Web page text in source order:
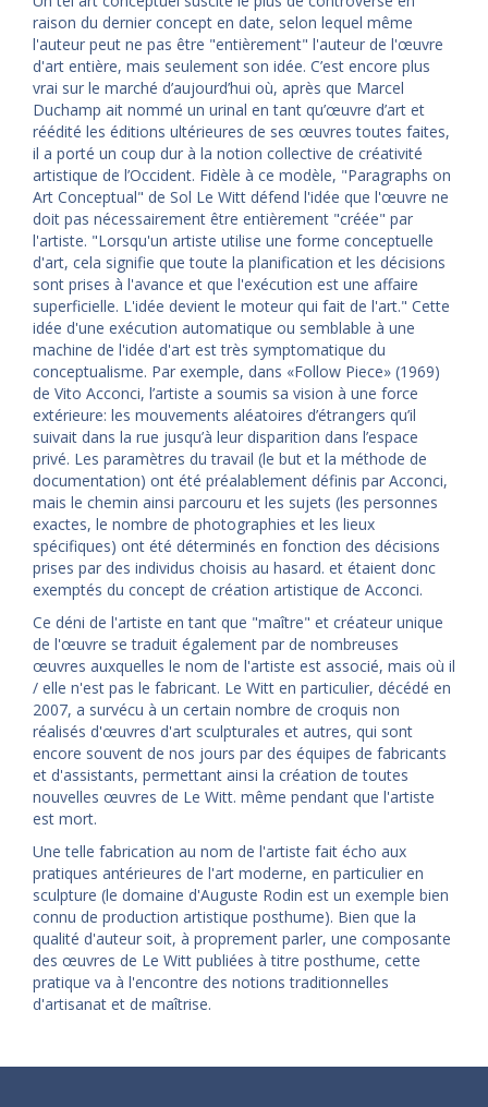
raison du dernier concept en date, selon lequel même
l'auteur peut ne pas être "entièrement" l'auteur de l'œuvre
d'art entière, mais seulement son idée. C’est encore plus
vrai sur le marché d’aujourd’hui où, après que Marcel
Duchamp ait nommé un urinal en tant qu’œuvre d’art et
réédité les éditions ultérieures de ses œuvres toutes faites,
il a porté un coup dur à la notion collective de créativité
artistique de l’Occident. Fidèle à ce modèle, "Paragraphs on
Art Conceptual" de Sol Le Witt défend l'idée que l'œuvre ne
doit pas nécessairement être entièrement "créée" par
l'artiste. "Lorsqu'un artiste utilise une forme conceptuelle
d'art, cela signifie que toute la planification et les décisions
sont prises à l'avance et que l'exécution est une affaire
superficielle. L'idée devient le moteur qui fait de l'art." Cette
idée d'une exécution automatique ou semblable à une
machine de l'idée d'art est très symptomatique du
conceptualisme. Par exemple, dans «Follow Piece» (1969)
de Vito Acconci, l’artiste a soumis sa vision à une force
extérieure: les mouvements aléatoires d’étrangers qu’il
suivait dans la rue jusqu’à leur disparition dans l’espace
privé. Les paramètres du travail (le but et la méthode de
documentation) ont été préalablement définis par Acconci,
mais le chemin ainsi parcouru et les sujets (les personnes
exactes, le nombre de photographies et les lieux
spécifiques) ont été déterminés en fonction des décisions
prises par des individus choisis au hasard. et étaient donc
exemptés du concept de création artistique de Acconci.
Ce déni de l'artiste en tant que "maître" et créateur unique
de l'œuvre se traduit également par de nombreuses
œuvres auxquelles le nom de l'artiste est associé, mais où il
/ elle n'est pas le fabricant. Le Witt en particulier, décédé en
2007, a survécu à un certain nombre de croquis non
réalisés d'œuvres d'art sculpturales et autres, qui sont
encore souvent de nos jours par des équipes de fabricants
et d'assistants, permettant ainsi la création de toutes
nouvelles œuvres de Le Witt. même pendant que l'artiste
est mort.
Une telle fabrication au nom de l'artiste fait écho aux
pratiques antérieures de l'art moderne, en particulier en
sculpture (le domaine d'Auguste Rodin est un exemple bien
connu de production artistique posthume). Bien que la
qualité d'auteur soit, à proprement parler, une composante
des œuvres de Le Witt publiées à titre posthume, cette
pratique va à l'encontre des notions traditionnelles
d'artisanat et de maîtrise.